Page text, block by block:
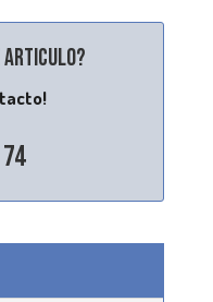
articulo?